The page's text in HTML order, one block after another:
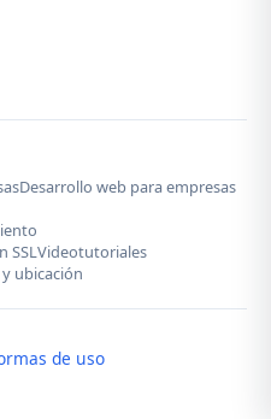
Desarrollo web para empresas
SSLVideotutoriales
ubicación
de uso